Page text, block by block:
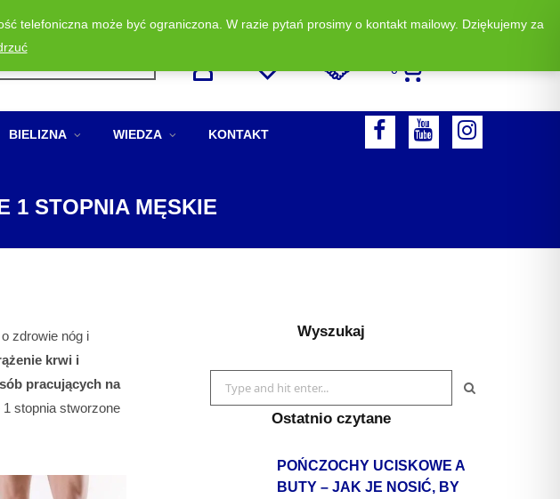
Zadzwoń i zamów: +48 513 523 883
0
BIELIZNA WIEDZA KONTAKT
B
1 STOPNIA MĘSKIE
zdrowie nóg i
krwi i
pracujących na
stopnia stworzone
Wyszukaj
for:
Ostatnio czytane
POŃCZOCHY UCISKOWE A
BUTY – JAK JE NOSIĆ, BY
telefoniczna może być ograniczona. W razie pytań prosimy o kontakt mailowy. Dziękujemy za